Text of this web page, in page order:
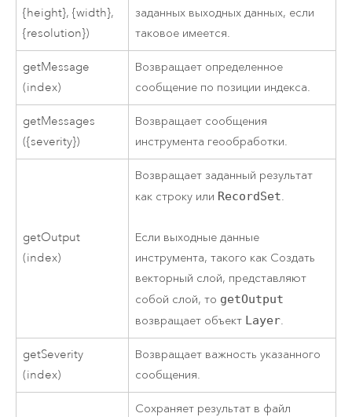
{height}, {width},
{resolution})
заданных выходных данных, если
таковое имеется.
getMessage
(index)
Возвращает определенное
сообщение по позиции индекса.
getMessages
({severity})
Возвращает сообщения
инструмента геообработки.
getOutput
(index)
Возвращает заданный результат
как строку или RecordSet.
Если выходные данные
инструмента, такого как Создать
векторный слой, представляют
собой слой, то getOutput
возвращает объект Layer.
getSeverity
(index)
Возвращает важность указанного
сообщения.
Сохраняет результат в файл